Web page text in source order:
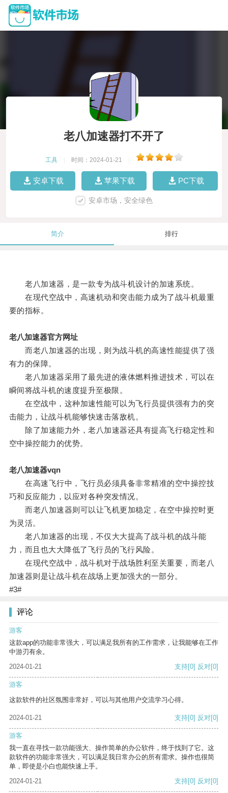
老八加速器打不开了
工具 时间：2024-01-21
安卓下载 苹果下载 PC下载
安卓市场，安全绿色
简介 排行
老八加速器，是一款专为战斗机设计的加速系统。
在现代空战中，高速机动和突击能力成为了战斗机最重
要的指标。
老八加速器官方网址
而老八加速器的出现，则为战斗机的高速性能提供了强
有力的保障。
老八加速器采用了最先进的液体燃料推进技术，可以在
瞬间将战斗机的速度提升至极限。
在空战中，这种加速性能可以为飞行员提供强有力的突
击能力，让战斗机能够快速击落敌机。
除了加速能力外，老八加速器还具有提高飞行稳定性和
空中操控能力的优势。
老八加速器vqn
在高速飞行中，飞行员必须具备非常精准的空中操控技
巧和反应能力，以应对各种突发情况。
而老八加速器则可以让飞机更加稳定，在空中操控时更
为灵活。
老八加速器的出现，不仅大大提高了战斗机的战斗能
力，而且也大大降低了飞行员的飞行风险。
在现代空战中，战斗机对于战场胜利至关重要，而老八
加速器则是让战斗机在战场上更加强大的一部分。
#3#
评论
游客
这款app的功能非常强大，可以满足我所有的工作需求，让我能够在工作
中游刃有余。
2024-01-21
支持[0] 反对[0]
游客
这款软件的社区氛围非常好，可以与其他用户交流学习心得。
2024-01-21 支持[0] 反对[0]
游客
我一直在寻找一款功能强大、操作简单的办公软件，终于找到了它。这
款软件的功能非常强大，可以满足我日常办公的所有需求。操作也很简
单，即使是小白也能快速上手。
2024-01-21
支持[0] 反对[0]